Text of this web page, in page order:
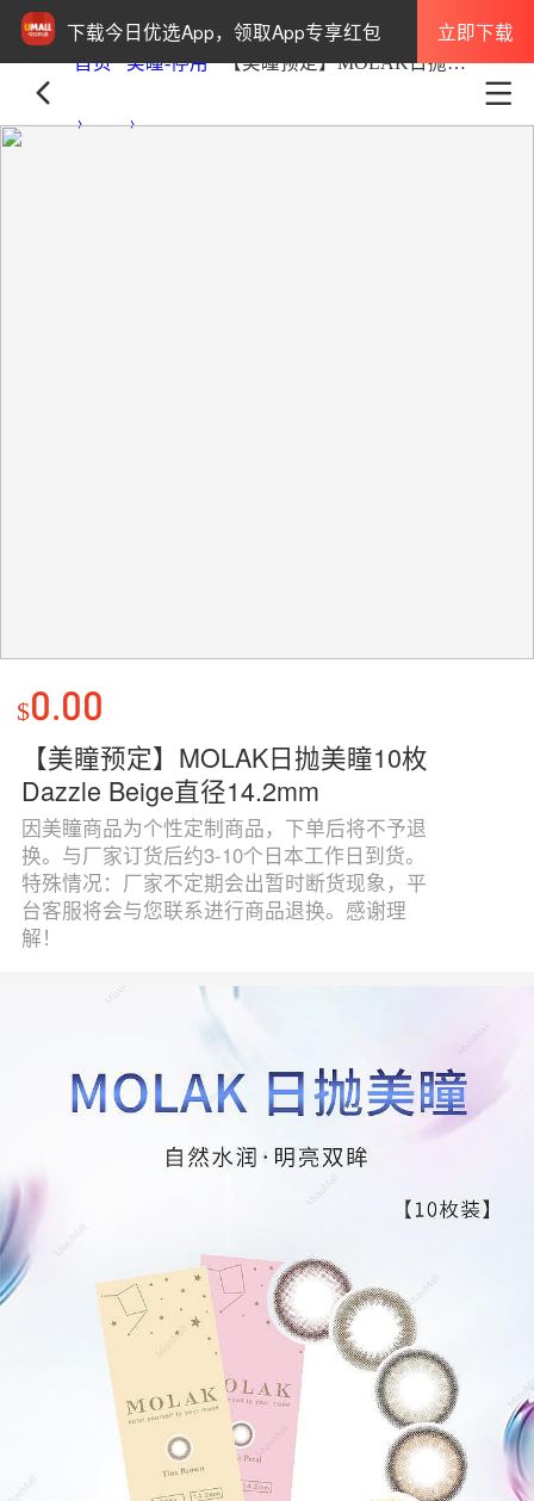
下载今日优选App，领取App专享红包 立即下载
首页 美瞳-停用 【美瞳预定】MOLAK日抛美瞳10枚Dazzle Beige直径14.2mm
$0.00
【美瞳预定】MOLAK日抛美瞳10枚
Dazzle Beige直径14.2mm
因美瞳商品为个性定制商品，下单后将不予退
换。与厂家订货后约3-10个日本工作日到货。
特殊情况：厂家不定期会出暂时断货现象，平
台客服将会与您联系进行商品退换。感谢理
解！